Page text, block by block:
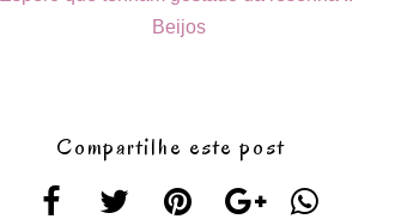
Beijos
Compartilhe este post